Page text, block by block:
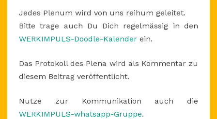
Jedes Plenum wird von uns reihum geleitet.
Bitte trage auch Du Dich regelmässig in den
WERKIMPULS-Doodle-Kalender ein.
Das Protokoll des Plena wird als Kommentar zu
diesem Beitrag veröffentlicht.
Nutze zur Kommunikation auch die
WERKIMPULS-whatsapp-Gruppe.